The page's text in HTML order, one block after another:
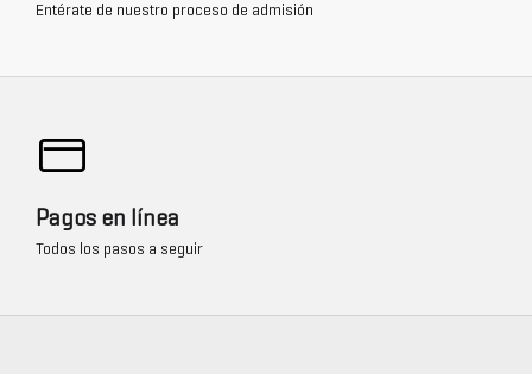
Entérate de nuestro proceso de admisión
Pagos en línea
Todos los pasos a seguir